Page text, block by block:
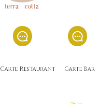
Carte Restaurant Carte Bar